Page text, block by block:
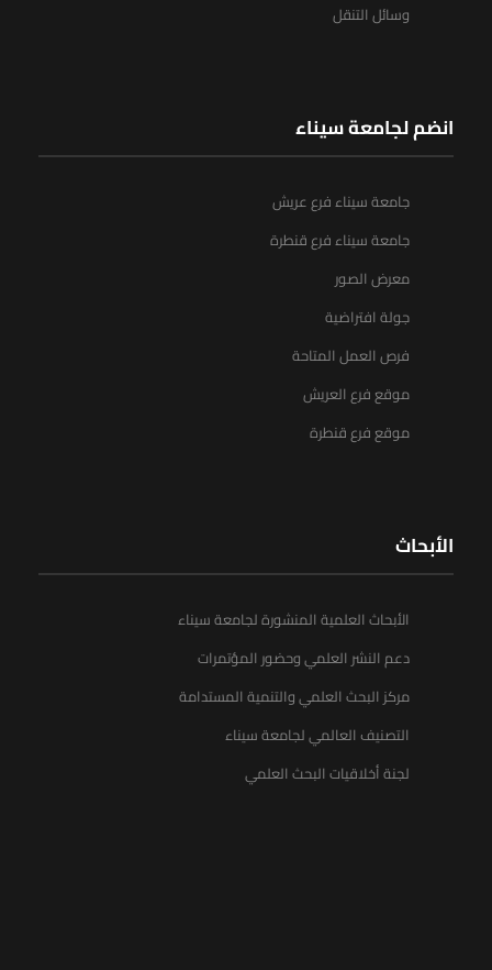
وسائل التنقل
انضم لجامعة سيناء
جامعة سيناء فرع عريش
جامعة سيناء فرع قنطرة
معرض الصور
جولة افتراضية
فرص العمل المتاحة
موقع فرع العريش
موقع فرع قنطرة
الأبحاث
الأبحاث العلمية المنشورة لجامعة سيناء
دعم النشر العلمي وحضور المؤتمرات
مركز البحث العلمي والتنمية المستدامة
التصنيف العالمي لجامعة سيناء
لجنة أخلاقيات البحث العلمي